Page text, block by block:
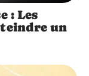
: Les
un